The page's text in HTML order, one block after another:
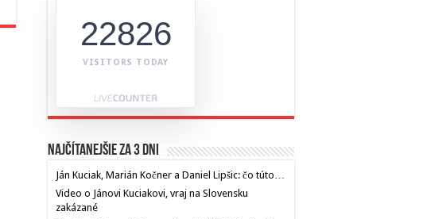
22826
VISITORS TODAY
Najčítanejšie za 3 dni
Ján Kuciak, Marián Kočner a Daniel Lipšic: čo túto…
Video o Jánovi Kuciakovi, vraj na Slovensku
zakázané